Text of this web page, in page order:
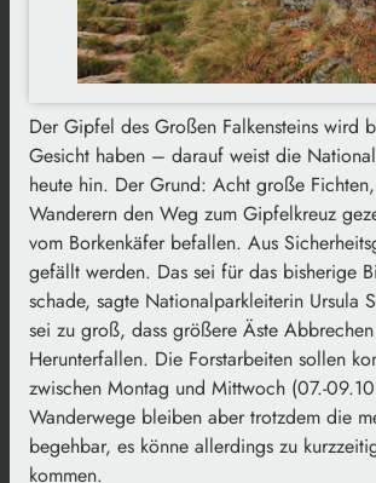
Der Gipfel des Großen Falkensteins wird
Gesicht haben – darauf weist die
heute hin. Der Grund: Acht große
Wanderern den Weg zum Gipfelkreuz
vom Borkenkäfer befallen. Aus
gefällt werden. Das sei für das bisherige
schade, sagte Nationalparkleiterin Ursula
sei zu groß, dass größere Äste
Herunterfallen. Die Forstarbeiten sollen
zwischen Montag und Mittwoch (07.-
Wanderwege bleiben aber trotzdem die
begehbar, es könne allerdings zu
kommen.